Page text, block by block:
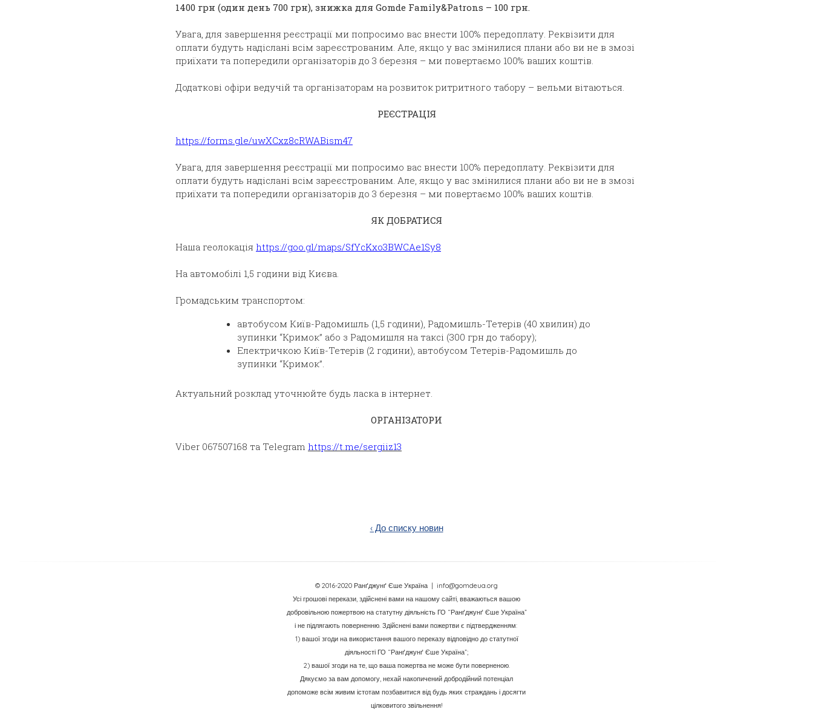
1400 грн (один день 700 грн), знижка для Gomde Family&Patrons – 100 грн.
Увага, для завершення реєстрації ми попросимо вас внести 100% передоплату. Реквізити для
оплати будуть надіслані всім зареєстрованим. Але, якщо у вас змінилися плани або ви не в змозі
приїхати та попередили організаторів до 3 березня – ми повертаємо 100% ваших коштів.
Додаткові офіри ведучій та організаторам на розвиток ритритного табору – вельми вітаються.
РЕЄСТРАЦІЯ
https://forms.gle/uwXCxz8cRWABism47
Увага, для завершення реєстрації ми попросимо вас внести 100% передоплату. Реквізити для
оплати будуть надіслані всім зареєстрованим. Але, якщо у вас змінилися плани або ви не в змозі
приїхати та попередили організаторів до 3 березня – ми повертаємо 100% ваших коштів.
ЯК ДОБРАТИСЯ
Наша геолокація https://goo.gl/maps/SfYcKxo3BWCAe1Sy8
На автомобілі 1,5 години від Києва.
Громадським транспортом:
автобусом Київ-Радомишль (1,5 години), Радомишль-Тетерів (40 хвилин) до
зупинки “Кримок” або з Радомишля на таксі (300 грн до табору);
Електричкою Київ-Тетерів (2 години), автобусом Тетерів-Радомишль до
зупинки “Кримок”.
Актуальний розклад уточнюйте будь ласка в інтернет.
ОРГАНІЗАТОРИ
Viber 067507168 та Telegram https://t.me/sergiiz13
‹ До списку новин
© 2016-2020 Ранґджунґ Єше Україна
| info@gomdeua.org
Усі грошові перекази, здійснені вами на нашому сайті, вважаються вашою
добровільною пожертвою на статутну діяльність ГО “Ранґджунґ Єше Україна”
і не підлягають поверненню. Здійснені вами пожертви є підтвердженням:
1) вашої згоди на використання вашого переказу відповідно до статутної
діяльності ГО “Ранґджунґ Єше Україна”;
2) вашої згоди на те, що ваша пожертва не може бути поверненою.
Дякуємо за вам допомогу, нехай накопичений добродійний потенціал
допоможе всім живим істотам позбавитися від будь яких страждань і досягти
цілковитого звільнення!